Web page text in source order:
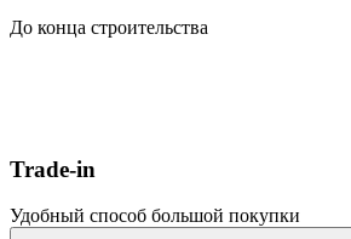
До конца строительства
Trade-in
Удобный способ большой покупки